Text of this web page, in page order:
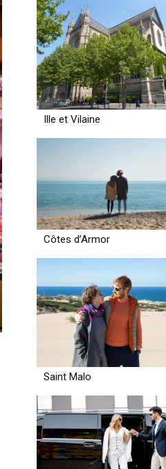
Ille et Vilaine
Côtes d’Armor
Saint Malo